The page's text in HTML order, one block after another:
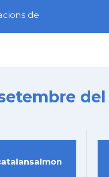
de